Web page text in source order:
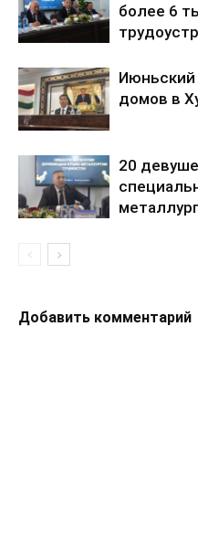
более 6
домов в
20
Добавить комментарий